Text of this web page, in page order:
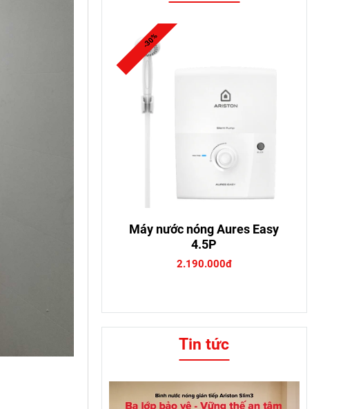
Máy nước nóng Aures Easy
4.5P
2.190.000đ
-30%
Tin tức